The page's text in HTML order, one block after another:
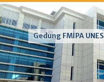
Gedung FMIPA